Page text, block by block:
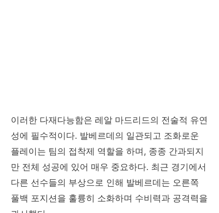
이러한 다재다능함은 레알 마드리드의 전술적 유연
성에 필수적이다. 발베르데의 일관되고 조화로운
플레이는 팀의 접착제 역할을 하며, 종종 간과되지
만 전체 성공에 있어 매우 중요하다. 최근 경기에서
다른 선수들의 부상으로 인해 발베르데는 오른쪽
풀백 포지션을 훌륭히 소화하며 수비력과 공격력을